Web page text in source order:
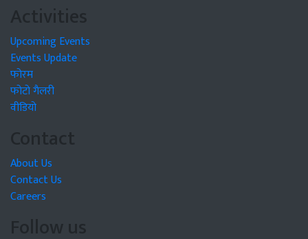
Activities
Upcoming Events
Events Update
फोरम
फोटो गैलरी
वीडियो
Contact
About Us
Contact Us
Careers
Follow us